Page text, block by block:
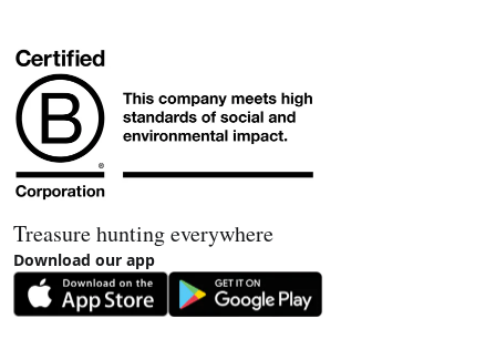
Treasure hunting everywhere
Download our app